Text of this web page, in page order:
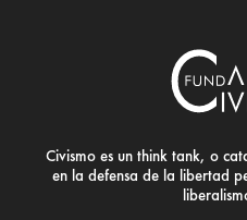
Civismo es un think tank, o
en la defensa de la libertad